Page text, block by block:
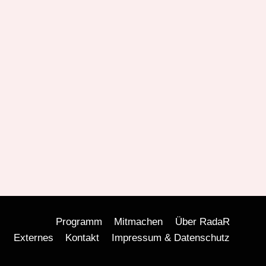
Programm Mitmachen
Über RadaR
Externes
Kontakt Impressum & Datenschutz